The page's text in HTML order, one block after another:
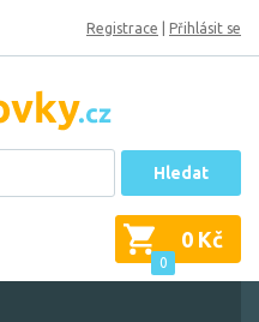
Registrace Přihlásit se
Hledat
0
0 Kč